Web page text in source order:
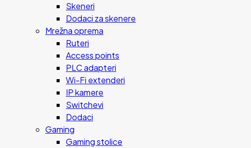
Skeneri
Dodaci za skenere
Mrežna oprema
Ruteri
Access points
PLC adapteri
Wi-Fi extenderi
IP kamere
Switchevi
Dodaci
Gaming
Gaming stolice